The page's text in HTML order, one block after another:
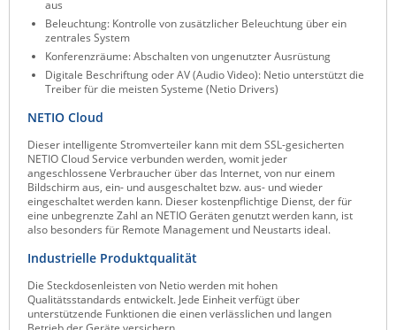
aus
Beleuchtung: Kontrolle von zusätzlicher Beleuchtung über ein
zentrales System
Konferenzräume: Abschalten von ungenutzter Ausrüstung
Digitale Beschriftung oder AV (Audio Video): Netio unterstützt die
Treiber für die meisten Systeme (Netio Drivers)
NETIO Cloud
Dieser intelligente Stromverteiler kann mit dem SSL-gesicherten
NETIO Cloud Service verbunden werden, womit jeder
angeschlossene Verbraucher über das Internet, von nur einem
Bildschirm aus, ein- und ausgeschaltet bzw. aus- und wieder
eingeschaltet werden kann. Dieser kostenpflichtige Dienst, der für
eine unbegrenzte Zahl an NETIO Geräten genutzt werden kann, ist
also besonders für Remote Management und Neustarts ideal.
Industrielle Produktqualität
Die Steckdosenleisten von Netio werden mit hohen
Qualitätsstandards entwickelt. Jede Einheit verfügt über
unterstützende Funktionen die einen verlässlichen und langen